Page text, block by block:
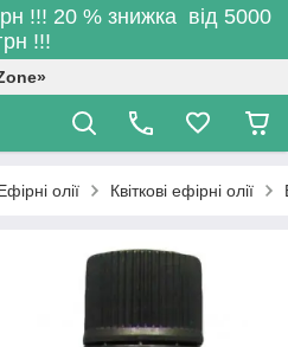
!!! 20 % знижка від 5000
!!!
олії Квіткові ефірні олії